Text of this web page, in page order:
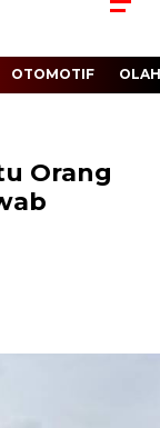
OTOMOTIF
Orang